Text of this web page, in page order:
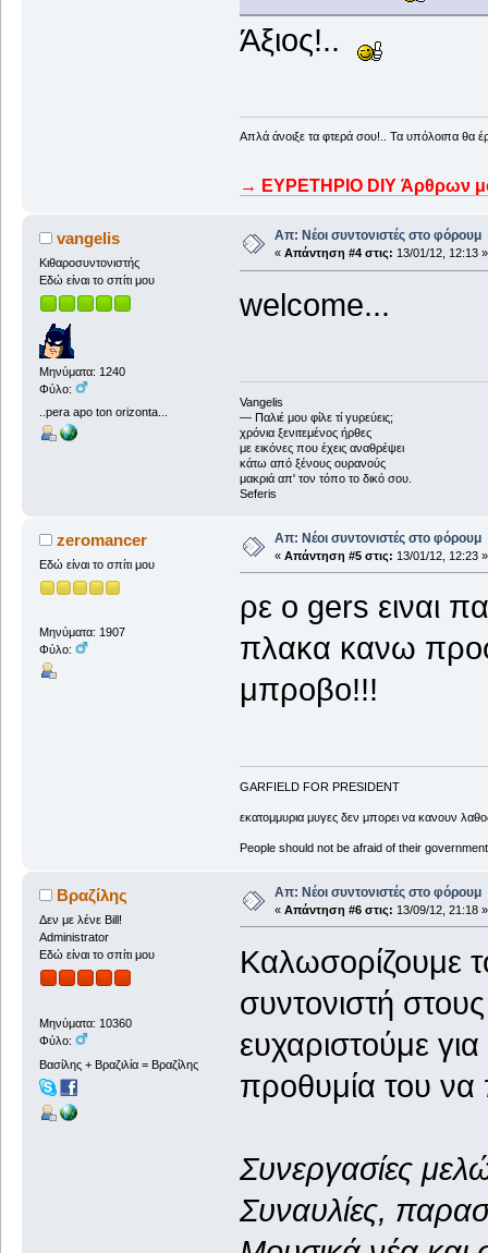
Άξιος!..
Απλά άνοιξε τα φτερά σου!.. Τα υπόλοιπα θα
→ ΕΥΡΕΤΗΡΙΟ DIY Άρθρων
vangelis
Κιθαροσυντονιστής
Εδώ είναι το σπίτι μου
Μηνύματα: 1240
Φύλο:
..pera apo ton orizonta...
Απ: Νέοι συντονιστές στο φόρουμ
« Απάντηση #4 στις: 13/01/12, 12:13 »
welcome...
Vangelis
― Παλιέ μου φίλε τί γυρεύεις;
χρόνια ξενιτεμένος ήρθες
με εικόνες που έχεις αναθρέψει
κάτω από ξένους ουρανούς
μακριά απ' τον τόπο το δικό σου.
Seferis
zeromancer
Εδώ είναι το σπίτι μου
Μηνύματα: 1907
Φύλο:
Απ: Νέοι συντονιστές στο φόρουμ
« Απάντηση #5 στις: 13/01/12, 12:23 »
ρε ο gers ειναι
πλακα κανω
μπροβο!!!
GARFIELD FOR PRESIDENT
εκατομμυρια μυγες δεν μπορει να κανουν
People should not be afraid of their
Βραζίλης
Δεν με λένε Bill!
Administrator
Εδώ είναι το σπίτι μου
Μηνύματα: 10360
Φύλο:
Βασίλης + Βραζιλία = Βραζίλης
Απ: Νέοι συντονιστές στο φόρουμ
« Απάντηση #6 στις: 13/09/12, 21:18 »
Καλωσορίζουμε
συντονιστή
ευχαριστούμε
προθυμία του
Συνεργασίες
Συναυλίες,